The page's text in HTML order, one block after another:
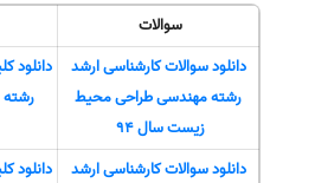
سوالات
دانلود سوالات کارشناسی ارشد
رشته مهندسی طراحی محیط
زیست سال 94
دانلود
دانلود سوالات کارشناسی ارشد
دانلود